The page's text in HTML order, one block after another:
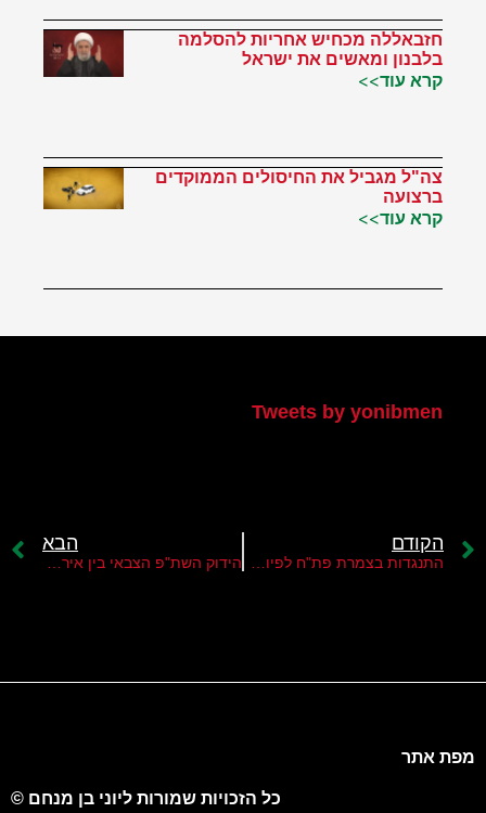
חזבאללה מכחיש אחריות להסלמה
בלבנון ומאשים את ישראל
קרא עוד>>
צה"ל מגביל את החיסולים הממוקדים
ברצועה
קרא עוד>>
Tweets by yonibmen
הקודם
התנגדות בצמרת פת"ח לפיוס עם חמאס
הבא
הידוק השת"פ הצבאי בין איראן לסוריה
מפת אתר
כל הזכויות שמורות ליוני בן מנחם ©